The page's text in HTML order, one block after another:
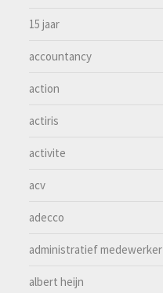
15 jaar
accountancy
action
actiris
activite
acv
adecco
administratief medewerker
albert heijn